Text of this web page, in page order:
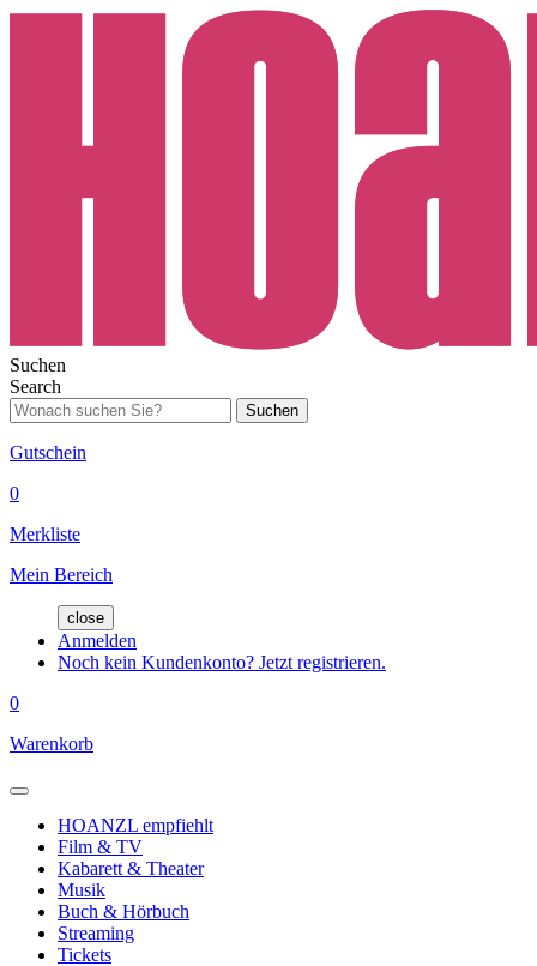
Suchen
Search
Suchen
Gutschein
0
Merkliste
Mein Bereich
close
Anmelden
Noch kein Kundenkonto? Jetzt registrieren.
0
Warenkorb
HOANZL empfiehlt
Film & TV
Kabarett & Theater
Musik
Buch & Hörbuch
Streaming
Tickets